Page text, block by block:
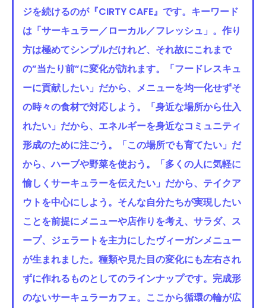
ジを続けるのが『CIRTY CAFE』です。キーワード
は「サーキュラー／ローカル／フレッシュ」。作り
方は極めてシンプルだけれど、それ故にこれまで
の”当たり前”に変化が訪れます。「フードレスキュ
ーに貢献したい」だから、メニューを均一化せずそ
の時々の食材で対応しよう。「身近な場所から仕入
れたい」だから、エネルギーを身近なコミュニティ
形成のために注ごう。「この場所でも育てたい」だ
から、ハーブや野菜を使おう。「多くの人に気軽に
愉しくサーキュラーを伝えたい」だから、テイクア
ウトを中心にしよう。そんな自分たちが実現したい
ことを前提にメニューや店作りを考え、サラダ、ス
ープ、ジェラートを主力にしたヴィーガンメニュー
が生まれました。種類や見た目の変化にも左右され
ずに作れるものとしてのラインナップです。完成形
のないサーキュラーカフェ。ここから循環の輪が広